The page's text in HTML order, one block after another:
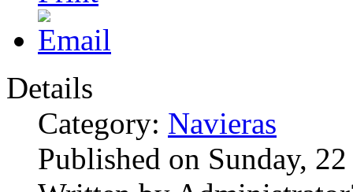
Details
Category: Navieras
Published on Sunday,